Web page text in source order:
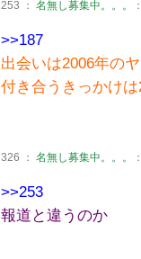
253 ： 名無し募集中。。。
>>187
出会いは2006年の
付き合うきっかけ
326 ： 名無し募集中。。。
>>253
報道と違うのか